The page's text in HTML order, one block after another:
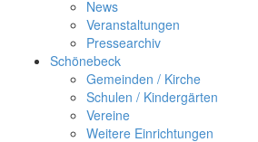
News
Veranstaltungen
Pressearchiv
Schönebeck
Gemeinden / Kirche
Schulen / Kindergärten
Vereine
Weitere Einrichtungen